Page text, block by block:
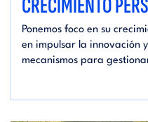
CRECIMIENTO
Ponemos foco en su
en impulsar la innovación
mecanismos para